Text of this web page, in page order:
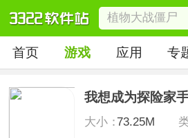
首页 游戏 应用 专
我想成为探险家
大小：73.25M